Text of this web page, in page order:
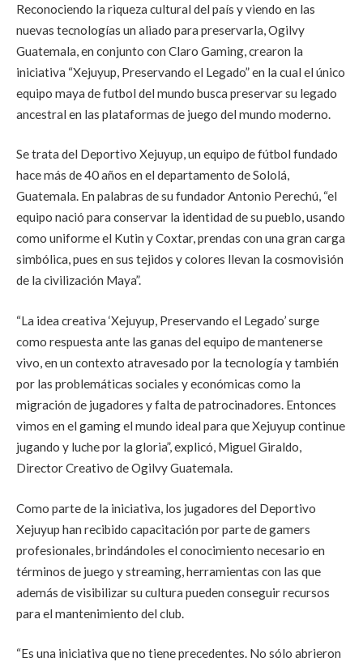
Reconociendo la riqueza cultural del país y viendo en las
nuevas tecnologías un aliado para preservarla, Ogilvy
Guatemala, en conjunto con Claro Gaming, crearon la
iniciativa “Xejuyup, Preservando el Legado” en la cual el único
equipo maya de futbol del mundo busca preservar su legado
ancestral en las plataformas de juego del mundo moderno.
Se trata del Deportivo Xejuyup, un equipo de fútbol fundado
hace más de 40 años en el departamento de Sololá,
Guatemala. En palabras de su fundador Antonio Perechú, “el
equipo nació para conservar la identidad de su pueblo, usando
como uniforme el Kutin y Coxtar, prendas con una gran carga
simbólica, pues en sus tejidos y colores llevan la cosmovisión
de la civilización Maya”.
“La idea creativa ‘Xejuyup, Preservando el Legado’ surge
como respuesta ante las ganas del equipo de mantenerse
vivo, en un contexto atravesado por la tecnología y también
por las problemáticas sociales y económicas como la
migración de jugadores y falta de patrocinadores. Entonces
vimos en el gaming el mundo ideal para que Xejuyup continue
jugando y luche por la gloria”, explicó, Miguel Giraldo,
Director Creativo de Ogilvy Guatemala.
Como parte de la iniciativa, los jugadores del Deportivo
Xejuyup han recibido capacitación por parte de gamers
profesionales, brindándoles el conocimiento necesario en
términos de juego y streaming, herramientas con las que
además de visibilizar su cultura pueden conseguir recursos
para el mantenimiento del club.
“Es una iniciativa que no tiene precedentes. No sólo abrieron